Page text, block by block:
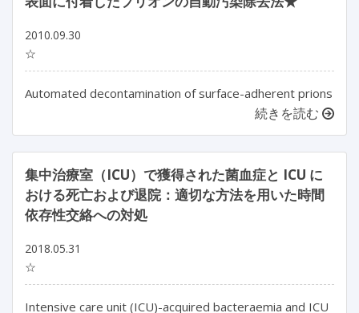
2010.09.30
☆
Automated decontamination of surface-adherent prions
続きを読む
集中治療室（ICU）で獲得された菌血症と ICU に
おける死亡および退院：適切な方法を用いた時間
依存性交絡への対処
2018.05.31
☆
Intensive care unit (ICU)-acquired bacteraemia and ICU